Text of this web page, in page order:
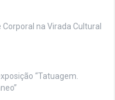
na Virada Cultural
“Tatuagem.